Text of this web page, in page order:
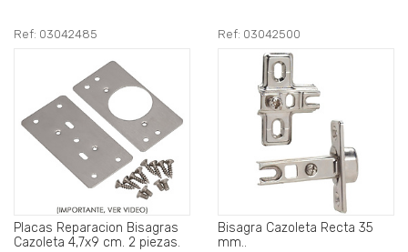
Ref: 03042485
Placas Reparacion Bisagras
Cazoleta 4,7x9 cm. 2 piezas.
Ref: 03042500
Bisagra Cazoleta Recta 35
mm..